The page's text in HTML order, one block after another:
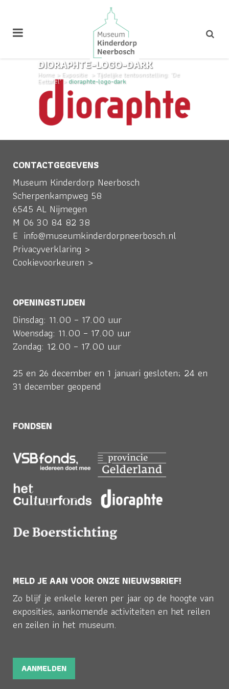
DIORAPHTE-LOGO-DARK
Home > Expositie > Tijdelijke tentoonstelling: 'De
Eettafel'>dioraphte-logo-dark
CONTACTGEGEVENS
Museum Kinderdorp Neerbosch
Scherpenkampweg 58
6545 AL Nijmegen
M 06 30 84 82 38
E info@museumkinderdorpneerbosch.nl
Privacyverklaring >
Cookievoorkeuren >
OPENINGSTIJDEN
Dinsdag: 11.00 – 17.00 uur
Woensdag: 11.00 – 17.00 uur
Zondag: 12.00 – 17.00 uur
25 en 26 december en 1 januari gesloten; 24 en
31 december geopend
FONDSEN
MELD JE AAN VOOR ONZE NIEUWSBRIEF!
Zo blijf je enkele keren per jaar op de hoogte van
exposities, aankomende activiteiten en het reilen
en zeilen in het museum.
AANMELDEN